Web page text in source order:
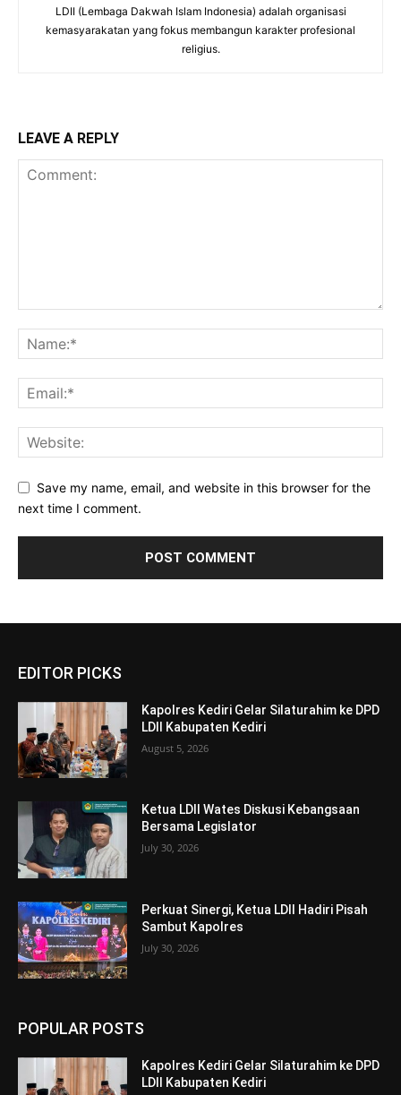
LDII (Lembaga Dakwah Islam Indonesia) adalah organisasi
kemasyarakatan yang fokus membangun karakter profesional
religius.
LEAVE A REPLY
Save my name, email, and website in this browser for the
next time I comment.
EDITOR PICKS
Kapolres Kediri Gelar Silaturahim ke DPD
LDII Kabupaten Kediri
August 5, 2026
Ketua LDII Wates Diskusi Kebangsaan
Bersama Legislator
July 30, 2026
Perkuat Sinergi, Ketua LDII Hadiri Pisah
Sambut Kapolres
July 30, 2026
POPULAR POSTS
Kapolres Kediri Gelar Silaturahim ke DPD
LDII Kabupaten Kediri